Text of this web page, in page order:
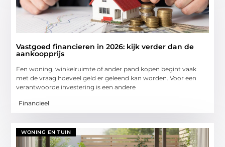
Vastgoed financieren in 2026: kijk verder dan de
aankoopprijs
Een woning, winkelruimte of ander pand kopen begint vaak
met de vraag hoeveel geld er geleend kan worden. Voor een
verantwoorde investering is een andere
Financieel
WONING EN TUIN